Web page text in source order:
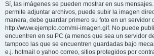
Sí, las imágenes se pueden mostrar en sus
permite adjuntar archivos, puede subir la imagen
manera, debe guardar primero su foto en un servidor
http://www.ejemplo.com/mi-imagen.gif. No puede
encuentren en su PC (a menos que sea un servidor
tampoco las que se encuentren guardadas bajo
e.j. hotmail o yahoo correo, sitios protegidos por